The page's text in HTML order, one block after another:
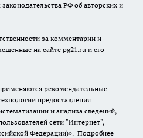
РФ об авторских и
за комментарии и
на сайте pg21.ru и его
рекомендательные
предоставления
и анализа сведений,
сети "Интернет",
Федерации)». Подробнее